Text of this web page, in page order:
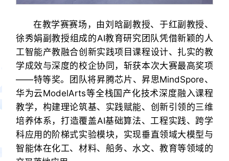
在教学赛赛场，由刘晗副教授、于红副教授、
徐秀娟副教授组成的AI教育研究团队凭借新颖的人
工智能产教融合创新实践项目课程设计、扎实的教
学成效与深度的校企协同，斩获本次大赛最高奖项
——特等奖。团队将昇腾芯片、昇思MindSpore、
华为云ModelArts等全栈国产化技术深度融入课程
教学，构建理论筑基、实践赋能、创新引领的三维
培养体系，打造覆盖AI基础算法、工程实践、跨学
科应用的阶梯式实验模块，实现垂直领域大模型与
智能体在化工、材料、船务、水文、教育等领域的